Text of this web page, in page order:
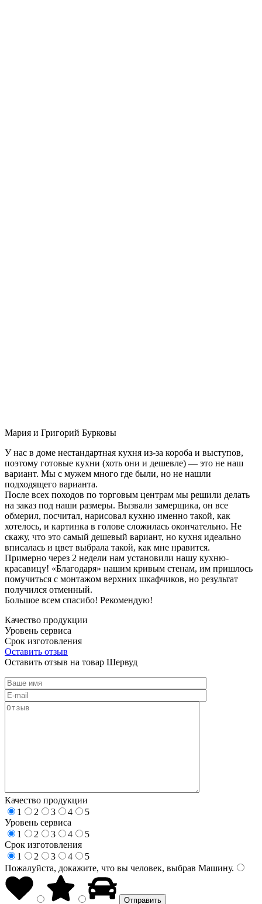
Мария и Григорий Бурковы
У нас в доме нестандартная кухня из-за короба и выступов,
поэтому готовые кухни (хоть они и дешевле) — это не наш
вариант. Мы с мужем много где были, но не нашли
подходящего варианта.
После всех походов по торговым центрам мы решили делать
на заказ под наши размеры. Вызвали замерщика, он все
обмерил, посчитал, нарисовал кухню именно такой, как
хотелось, и картинка в голове сложилась окончательно. Не
скажу, что это самый дешевый вариант, но кухня идеально
вписалась и цвет выбрала такой, как мне нравится.
Примерно через 2 недели нам установили нашу кухню-
красавицу! «Благодаря» нашим кривым стенам, им пришлось
помучиться с монтажом верхних шкафчиков, но результат
получился отменный.
Большое всем спасибо! Рекомендую!
Качество продукции
Уровень сервиса
Срок изготовления
Оставить отзыв
Оставить отзыв на товар Шервуд
Качество продукции
1
2 3 4
5
Уровень сервиса
1
2 3 4
5
Срок изготовления
1
2 3 4
5
Пожалуйста, докажите, что вы человек, выбрав Машину.